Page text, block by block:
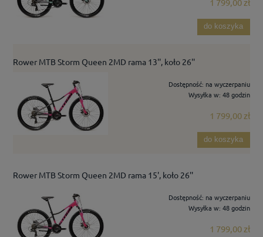
do koszyka
Rower MTB Storm Queen 2MD rama 13'', koło 26''
Dostępność: na wyczerpaniu
Wysyłka w: 48 godzin
1 799,00 zł
do koszyka
Rower MTB Storm Queen 2MD rama 15', koło 26''
Dostępność: na wyczerpaniu
Wysyłka w: 48 godzin
1 799,00 zł